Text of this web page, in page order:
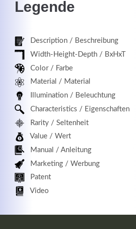
Legende
Description / Beschreibung
Width-Height-Depth / BxHxT
Color / Farbe
Material / Material
Illumination / Beleuchtung
Characteristics / Eigenschaften
Rarity / Seltenheit
Value / Wert
Manual / Anleitung
Marketing / Werbung
Patent
Video